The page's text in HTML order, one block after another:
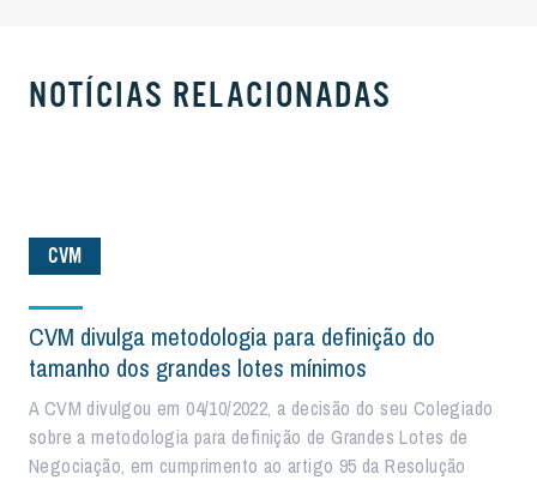
NOTÍCIAS RELACIONADAS
CVM
CVM divulga metodologia para definição do
tamanho dos grandes lotes mínimos
A CVM divulgou em 04/10/2022, a decisão do seu Colegiado
sobre a metodologia para definição de Grandes Lotes de
Negociação, em cumprimento ao artigo 95 da Resolução